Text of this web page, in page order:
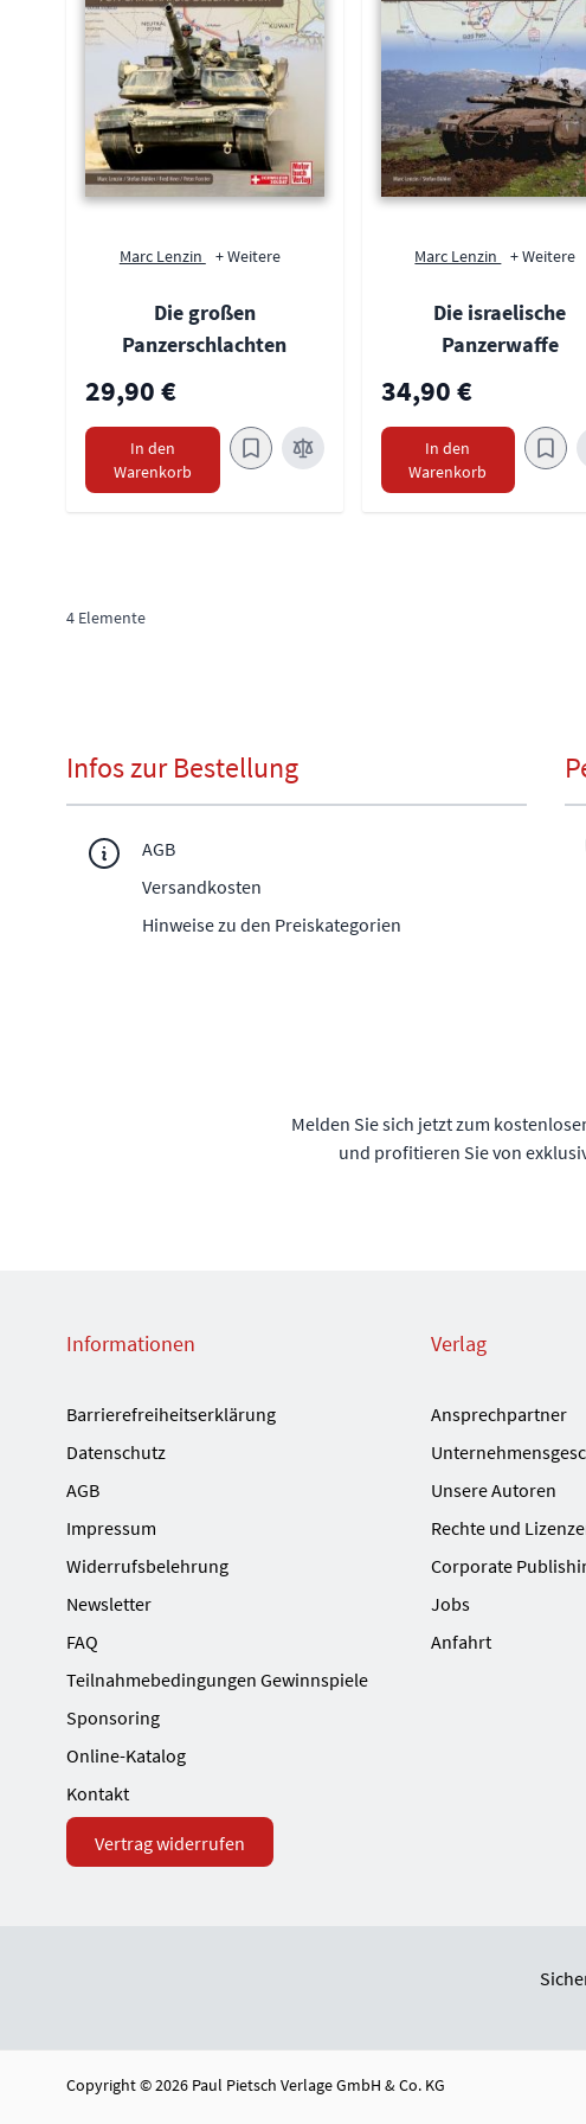
Marc Lenzin + Weitere
Die großen
Panzerschlachten
29,90 €
In den
Warenkorb
Marc Lenzin + Weitere
Die israelische
Panzerwaffe
34,90 €
In den
Warenkorb
4 Elemente
Infos zur Bestellung
AGB
Versandkosten
Hinweise zu den Preiskategorien
Melden Sie sich jetzt zum
und profitieren Sie von
Informationen
Barrierefreiheitserklärung
Datenschutz
AGB
Impressum
Widerrufsbelehrung
Newsletter
FAQ
Teilnahmebedingungen Gewinnspiele
Sponsoring
Online-Katalog
Kontakt
Vertrag widerrufen
Verlag
Ansprechpartner
Unsere Autoren
Rechte und
Corporate
Jobs
Anfahrt
Copyright © 2026 Paul Pietsch Verlage GmbH & Co. KG